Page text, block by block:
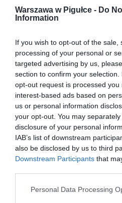
Warszawa w Pigułce - Do
Information
If you wish to opt-out of the
processing of your personal or
targeted advertising by us,
section to confirm your
opt-out request is processed you
interest-based ads based on
us or personal information
your opt-out. You may
disclosure of your personal
IAB’s list of downstream
also be disclosed by us to third
Downstream Participants that
Personal Data Processing